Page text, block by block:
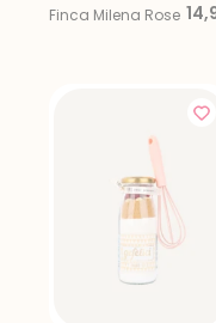
Finca Milena Rose